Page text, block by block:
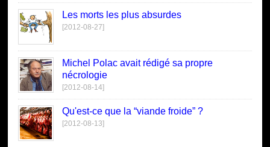
Les morts les plus absurdes
[2012-08-27]
Michel Polac avait rédigé sa propre
nécrologie
[2012-08-14]
Qu'est-ce que la “viande froide” ?
[2012-08-13]